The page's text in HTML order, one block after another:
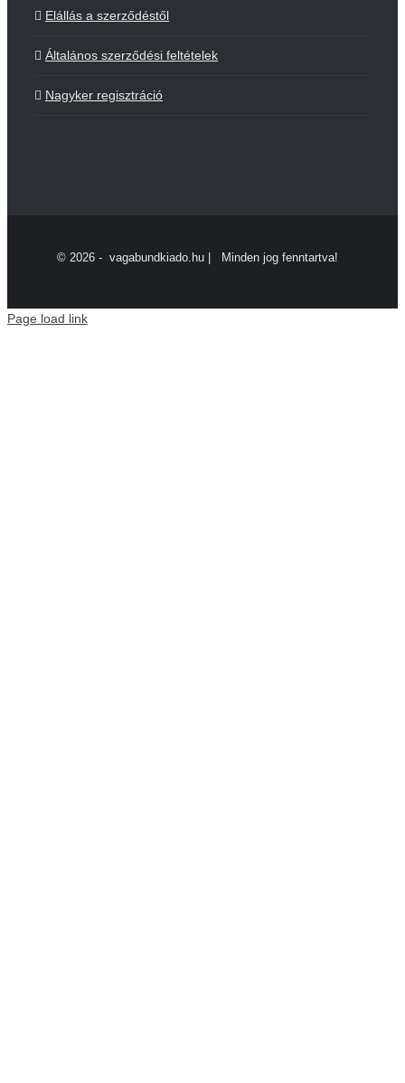
Elállás a szerződéstől
Általános szerződési feltételek
Nagyker regisztráció
© 2026 - vagabundkiado.hu | Minden jog fenntartva!
Page load link